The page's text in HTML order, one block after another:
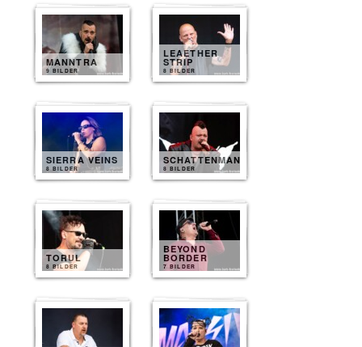
MANNTRA
9 BILDER
LEAETHER
STRIP
8 BILDER
SIERRA VEINS
8 BILDER
SCHATTENMANN
8 BILDER
TORUL
8 BILDER
BEYOND
BORDER
7 BILDER